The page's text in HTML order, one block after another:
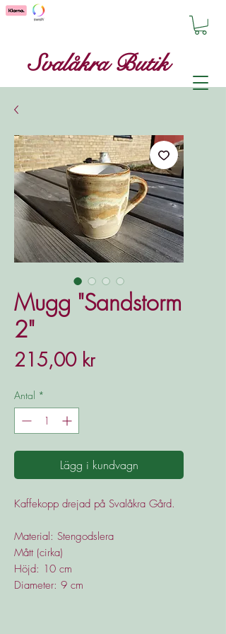
Svalåkra Butik
Mugg "Sandstorm
2"
215,00 krPris
Antal *
Lägg i kundvagn
Kaffekopp drejad på Svalåkra Gård.
Material: Stengodslera
Mått (cirka)
Höjd: 10 cm
Diameter: 9 cm